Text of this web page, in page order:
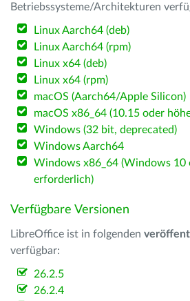
Betriebssysteme/Architekturen
Linux Aarch64 (deb)
Linux Aarch64 (rpm)
Linux x64 (deb)
Linux x64 (rpm)
macOS (Aarch64/Apple Silicon)
macOS x86_64 (10.15 oder
Windows (32 bit, deprecated)
Windows Aarch64
Windows x86_64 (Windows 10
erforderlich)
Verfügbare Versionen
LibreOffice ist in folgenden
verfügbar:
26.2.5
26.2.4